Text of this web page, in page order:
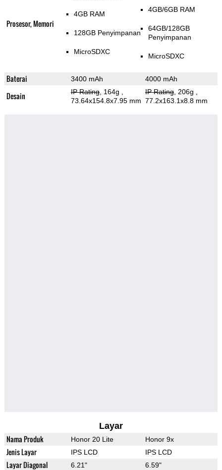
Prosesor, Memori
4GB RAM
128GB Penyimpanan
MicroSDXC
4GB/6GB RAM
64GB/128GB
Penyimpanan
MicroSDXC
Baterai 3400 mAh 4000 mAh
Desain IP Rating, 164g
73.64x154.8x7.95 mm
IP Rating, 206g
77.2x163.1x8.8 mm
Layar
Nama Produk Honor 20 Lite Honor 9x
Jenis Layar IPS LCD IPS LCD
Layar Diagonal 6.21" 6.59"